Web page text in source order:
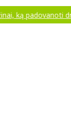
draugui?